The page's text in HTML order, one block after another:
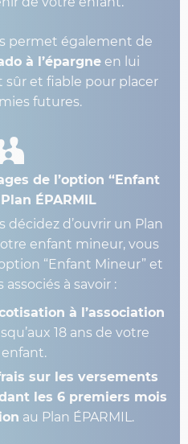
permet également de
à l’épargne en lui
et fiable pour placer
futures.
de l’option “Enfant
ÉPARMIL
décidez d’ouvrir un Plan
enfant mineur, vous
“Enfant Mineur” et
à savoir :
à l’association
18 ans de votre
enfant.
sur les versements
les 6 premiers mois
au Plan ÉPARMIL.